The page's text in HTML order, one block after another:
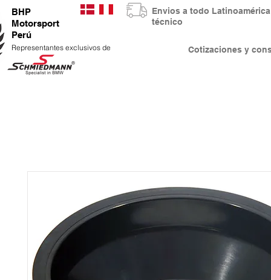
BHP
Motorsport
Perú
Representantes exclusivos de Cotizaciones y
Envios a todo
técnico